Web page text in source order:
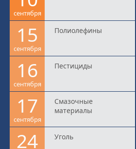
сентября
15
сентября
Полиолефины
16
сентября
Пестициды
17
сентября
Смазочные
материалы
24 Уголь